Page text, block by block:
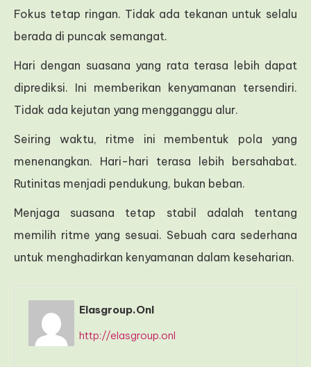
Fokus tetap ringan. Tidak ada tekanan untuk selalu
berada di puncak semangat.
Hari dengan suasana yang rata terasa lebih dapat
diprediksi. Ini memberikan kenyamanan tersendiri.
Tidak ada kejutan yang mengganggu alur.
Seiring waktu, ritme ini membentuk pola yang
menenangkan. Hari-hari terasa lebih bersahabat.
Rutinitas menjadi pendukung, bukan beban.
Menjaga suasana tetap stabil adalah tentang
memilih ritme yang sesuai. Sebuah cara sederhana
untuk menghadirkan kenyamanan dalam keseharian.
Elasgroup.onl
http://elasgroup.onl